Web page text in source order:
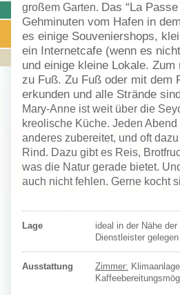
großem Garten. Das “La
Gehminuten vom Hafen in
es einige Souveniershops,
ein Internetcafe (wenn es
und einige kleine Lokale.
zu Fuß. Zu Fuß oder mit dem
erkunden und alle Strände
Mary-Anne ist weit über die
kreolische Küche. Jeden
anderes zubereitet, und oft
Rind. Dazu gibt es Reis,
was die Natur gerade bietet.
auch nicht fehlen. Gerne kocht
Lage
ideal in der Nähe
Dienstleister gelegen
Ausstattung Zimmer: